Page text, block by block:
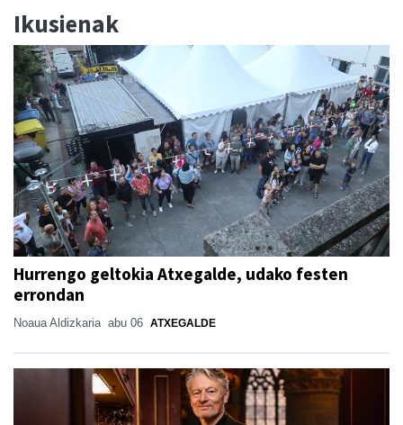
Ikusienak
Hurrengo geltokia Atxegalde, udako festen
errondan
Noaua Aldizkaria abu 06 ATXEGALDE